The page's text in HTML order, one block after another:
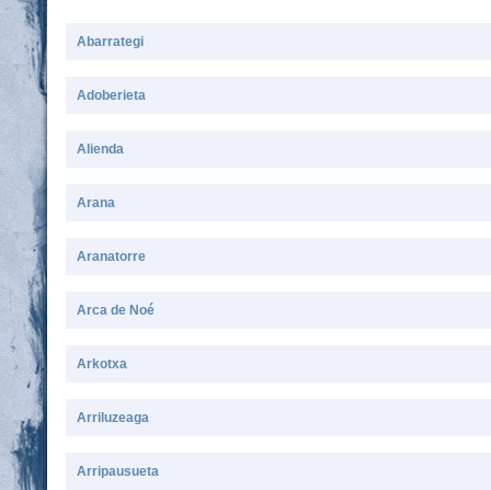
Abarrategi
Adoberieta
Alienda
Arana
Aranatorre
Arca de Noé
Arkotxa
Arriluzeaga
Arripausueta